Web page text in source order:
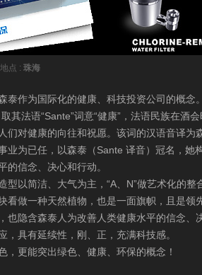
地点 : 珠海
泰作为国际化的健康、科技投资公司的概念。
其法语“Sante”词意“健康”，法语民族在酒
们对健康的向往和祝愿。该词的汉语音译为
业为已任，以森泰（Sante 译音）冠名，她
的信念、决心和行动。
以简洁、大气为主，“A、N”做艺术化的整
看做一种天然植物，也是一面旗帜，且是领
也隐含森泰人为改善人类健康水平的信念、
，具有延续性，刚、正，充满科技感。
更能突出绿色、健康、环保的概念！